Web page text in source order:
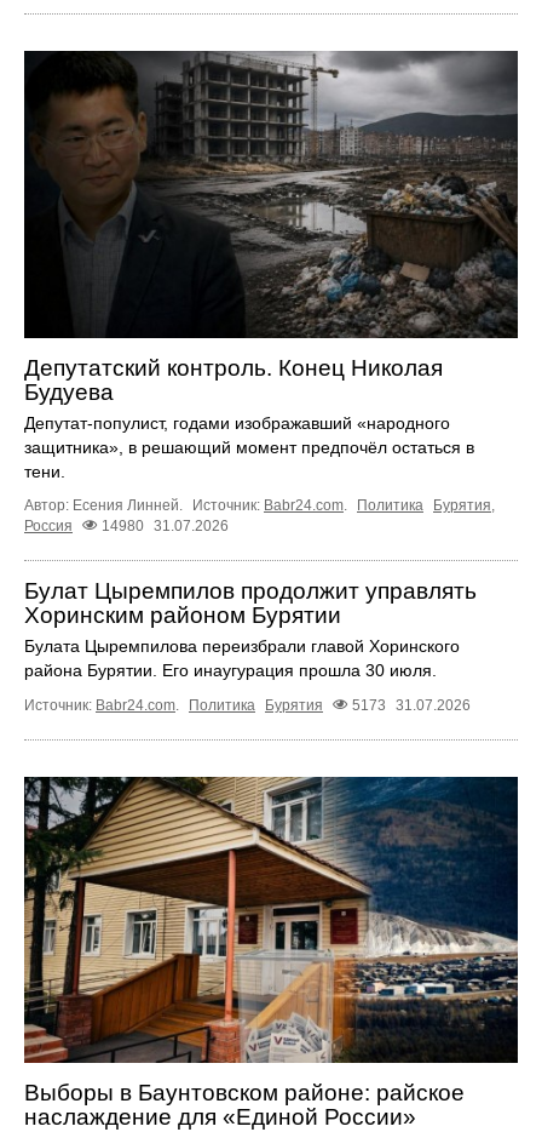
Депутатский контроль. Конец Николая
Будуева
Депутат-популист, годами изображавший «народного
защитника», в решающий момент предпочёл остаться в
тени.
Автор: Есения Линней. Источник: Babr24.com Политика Бурятия
Россия
14980 31.07.2026
Булат Цыремпилов продолжит управлять
Хоринским районом Бурятии
Булата Цыремпилова переизбрали главой Хоринского
района Бурятии. Его инаугурация прошла 30 июля.
Источник: Babr24.com. Политика Бурятия 5173 31.07.2026
Выборы в Баунтовском районе: райское
наслаждение для «Единой России»